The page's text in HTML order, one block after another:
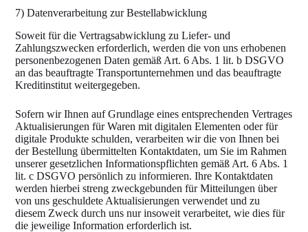
7) Datenverarbeitung zur Bestellabwicklung
Soweit für die Vertragsabwicklung zu Liefer- und
Zahlungszwecken erforderlich, werden die von uns erhobenen
personenbezogenen Daten gemäß Art. 6 Abs. 1 lit. b DSGVO
an das beauftragte Transportunternehmen und das beauftragte
Kreditinstitut weitergegeben.
Sofern wir Ihnen auf Grundlage eines entsprechenden Vertrages
Aktualisierungen für Waren mit digitalen Elementen oder für
digitale Produkte schulden, verarbeiten wir die von Ihnen bei
der Bestellung übermittelten Kontaktdaten, um Sie im Rahmen
unserer gesetzlichen Informationspflichten gemäß Art. 6 Abs. 1
lit. c DSGVO persönlich zu informieren. Ihre Kontaktdaten
werden hierbei streng zweckgebunden für Mitteilungen über
von uns geschuldete Aktualisierungen verwendet und zu
diesem Zweck durch uns nur insoweit verarbeitet, wie dies für
die jeweilige Information erforderlich ist.